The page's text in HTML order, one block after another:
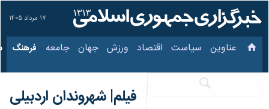
۱۷ مرداد ۱۴۰۵
عناوین‌ سیاست اقتصاد ورزش جهان جامعه فرهنگ
فیلم| شهروندان اردبیلی